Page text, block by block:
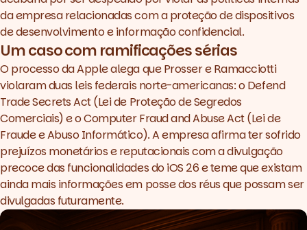
da empresa relacionadas com a proteção de dispositivos
de desenvolvimento e informação confidencial.
Um caso com ramificações sérias
O processo da Apple alega que Prosser e Ramacciotti
violaram duas leis federais norte-americanas: oDefend
Trade Secrets Act(Lei de Proteção de Segredos
Comerciais) e oComputer Fraud and Abuse Act(Lei de
Fraude e Abuso Informático). A empresa afirma ter sofrido
prejuízos monetários e reputacionais com a divulgação
precoce das funcionalidades do iOS 26 e teme que existam
ainda mais informações em posse dos réus que possam ser
divulgadas futuramente.